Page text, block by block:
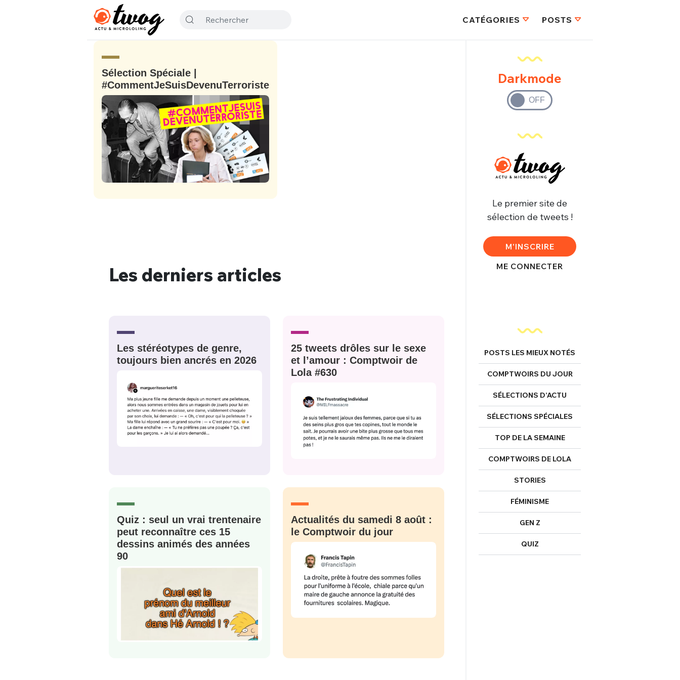
CATÉGORIES POSTS
Sélection Spéciale |
#CommentJeSuisDevenuTerroriste
Les derniers articles
Les stéréotypes de genre,
toujours bien ancrés en 2026
25 tweets drôles sur le sexe
et l’amour : Comptwoir de
Lola #630
Quiz : seul un vrai trentenaire
peut reconnaître ces 15
dessins animés des années
90
Actualités du samedi 8 août :
le Comptwoir du jour
Darkmode
Le premier site de
sélection de tweets !
M'INSCRIRE
ME CONNECTER
POSTS LES MIEUX NOTÉS
COMPTWOIRS DU JOUR
SÉLECTIONS D’ACTU
SÉLECTIONS SPÉCIALES
TOP DE LA SEMAINE
COMPTWOIRS DE LOLA
STORIES
FÉMINISME
GEN Z
QUIZ
FERMER
PSEUDO*
EMAIL*
PASSWORD*
PSEUDO
Mot de passe perdu ?
FERMER
VOTRE PARTICIPATION
Que souhaitez-vous proposer ?
Quelques
tweets
Ma propre
sélection
ME CONNECTER
Un Thread
C'EST PARTI